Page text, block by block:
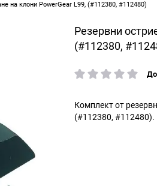
на клони PowerGear L99, (#112380, #112480)
Резервни
(#112380,
рейтинг:
Комплект от
(#112380, #112480).